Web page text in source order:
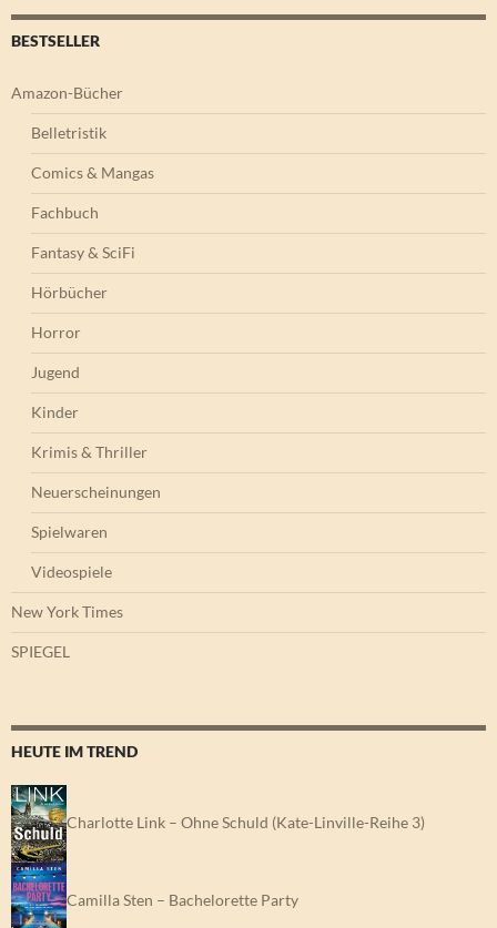
BESTSELLER
Amazon-Bücher
Belletristik
Comics & Mangas
Fachbuch
Fantasy & SciFi
Hörbücher
Horror
Jugend
Kinder
Krimis & Thriller
Neuerscheinungen
Spielwaren
Videospiele
New York Times
SPIEGEL
HEUTE IM TREND
Charlotte Link – Ohne Schuld (Kate-Linville-Reihe 3)
Camilla Sten – Bachelorette Party